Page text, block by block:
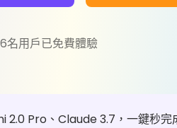
名用戶已免費體驗
Pro、Claude 3.7，一鍵秒完